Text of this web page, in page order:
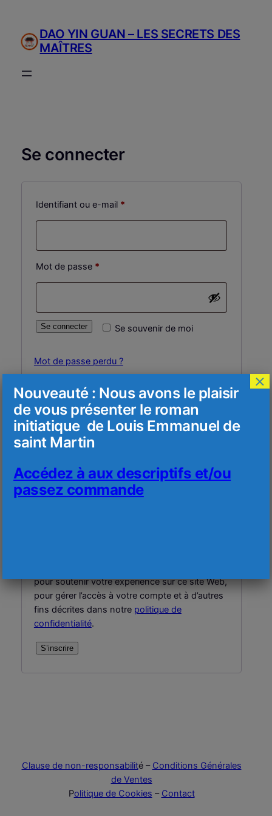
contenuDAO YIN GUAN – LES SECRETS DES
MAÎTRES
Se connecter
Identifiant ou e-mail *Obligatoire
Mot de passe *Obligatoire
Se souvenir de moi
Se connecter
Mot de passe perdu ?
S’inscrire
Adresse e-mail Obligatoire
pour soutenir votre expérience sur ce site Web,
pour gérer l’accès à votre compte et à d’autres
fins décrites dans notre politique de
confidentialité.
S’inscrire
Clause de non-responsabilité – Conditions Générales
de Ventes
Politique de Cookies – Contact
Nouveauté : Nous avons le plaisir
de vous présenter le roman
initiatique de Louis Emmanuel de
saint Martin
Accédez à aux descriptifs et/ou
passez commande
×